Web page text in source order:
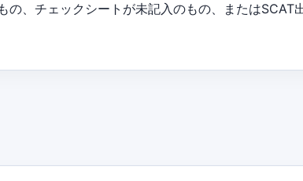
、チェックシートが未記入のもの、またはSCAT